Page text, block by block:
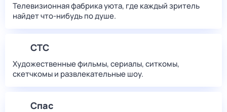
Телевизионная фабрика уюта, где каждый зритель
найдет что‑нибудь по душе.
СТС
Художественные фильмы, сериалы, ситкомы,
скетчкомы и развлекательные шоу.
Спас